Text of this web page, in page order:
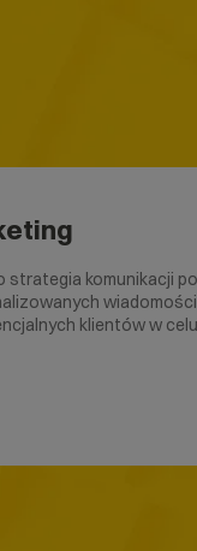
strategia komunikacji
klientów w